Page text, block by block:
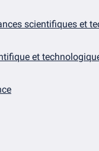
scientifiques et
et